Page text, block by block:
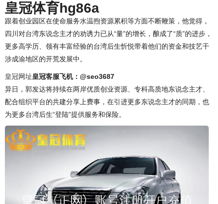
皇冠体育hg86a
跟着创业园区在使命服务水温煦资源累积等方面不断鞭策，他觉得，
四川对台湾东说念主才的劝诱力已从“量”的增长，酿成了“质”的进步，
更多高学历、领有丰富经验的台湾后生忻悦带着他们的资金和技艺干
涉成渝地区的开荒发展中。
皇冠网址皇冠客服飞机：@seo3687
异日，郭发达将持续在两岸优质创业资源、专科高质地东说念主才、
配合组织平台的共建分享上费事，在引进更多东说念主才的同期，也
为更多台湾后生“登陆”提供服务和保险。